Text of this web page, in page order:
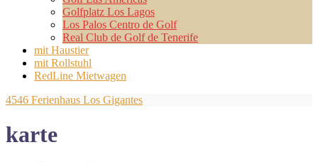
Golfplatz Los Lagos
Los Palos Centro de Golf
Real Club de Golf de Tenerife
mit Haustier
mit Rollstuhl
RedLine Mietwagen
4546 Ferienhaus Los Gigantes
karte